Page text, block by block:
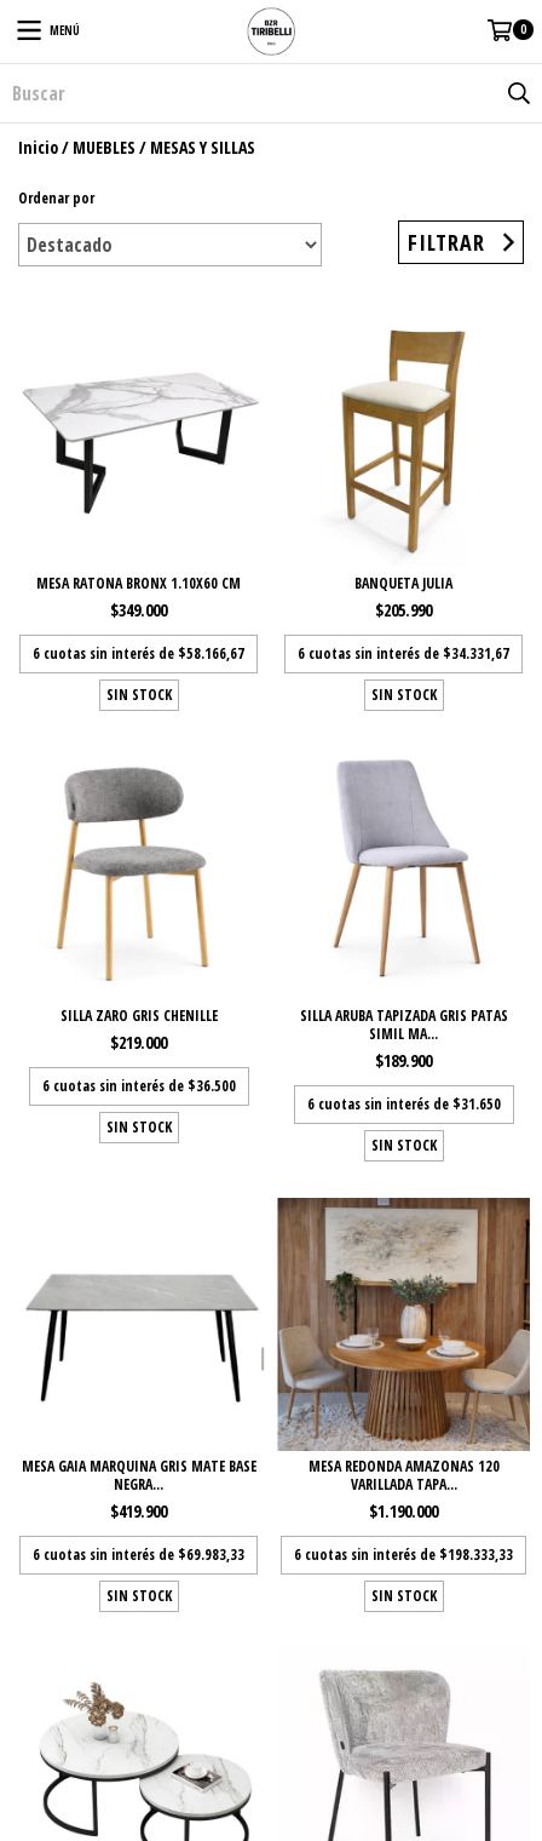
MENÚ 0
Inicio/ MUEBLES / MESAS Y SILLAS
Ordenar por
FILTRAR
MESA RATONA BRONX 1.10X60 CM
$349.000
6 cuotas sin interés de $58.166,67
SIN STOCK
BANQUETA JULIA
$205.990
6 cuotas sin interés de $34.331,67
SIN STOCK
SILLA ZARO GRIS CHENILLE
$219.000
6 cuotas sin interés de $36.500
SIN STOCK
SILLA ARUBA TAPIZADA GRIS PATAS
SIMIL MA...
$189.900
6 cuotas sin interés de $31.650
SIN STOCK
MESA GAIA MARQUINA GRIS MATE BASE
NEGRA...
$419.900
6 cuotas sin interés de $69.983,33
SIN STOCK
MESA REDONDA AMAZONAS 120
VARILLADA TAPA...
$1.190.000
6 cuotas sin interés de $198.333,33
SIN STOCK